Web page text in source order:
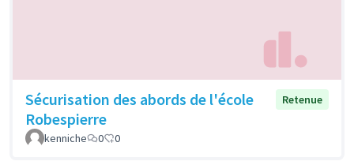
Sécurisation des abords de l'école
Robespierre
Retenue
kenniche 0 0